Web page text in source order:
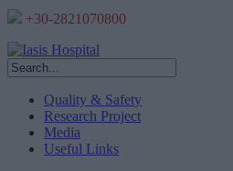
+30-2821070800
Quality & Safety
Research Project
Media
Useful Links